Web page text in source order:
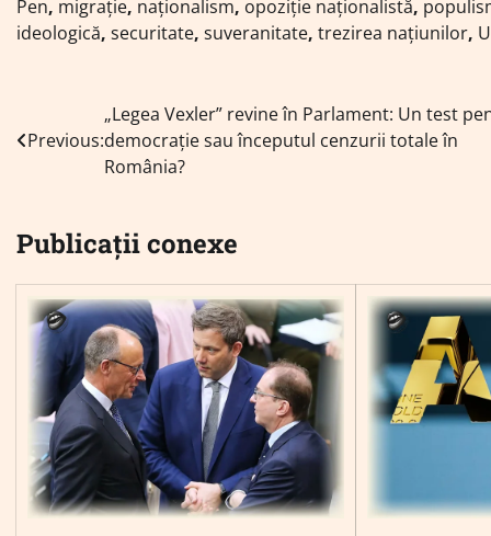
Pen, migrație, naționalism, opoziție naționalistă,
ideologică, securitate, suveranitate, trezirea națiunilor,
Navigare
în
Previous:
„Legea Vexler” revine în Parlament: Un test
democrație sau începutul cenzurii totale în
România?
Publicații conexe